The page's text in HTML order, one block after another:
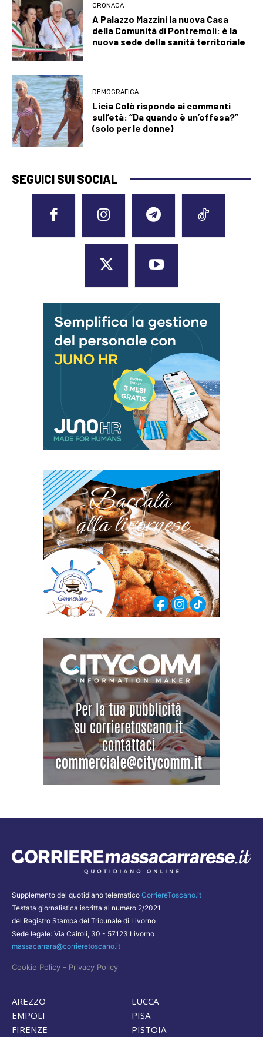
CRONACA
A Palazzo Mazzini la nuova Casa
della Comunità di Pontremoli: è la
nuova sede della sanità territoriale
DEMOGRAFICA
Licia Colò risponde ai commenti
sull’età: “Da quando è un’offesa?”
(solo per le donne)
SEGUICI SUI SOCIAL
Supplemento del quotidiano telematico CorriereToscano.it
Testata giornalistica iscritta al numero 2/2021
del Registro Stampa del Tribunale di Livorno
Sede legale: Via Cairoli, 30 - 57123 Livorno
massacarrara@corrieretoscano.it
Cookie Policy - Privacy Policy
AREZZO
EMPOLI
FIRENZE
LUCCA
PISA
PISTOIA